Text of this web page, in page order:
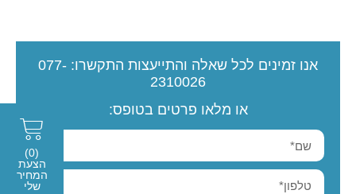
אנו זמינים לכל שאלה והתייעצות התקשרו: 077-
2310026
או מלאו פרטים בטופס:
(0)
הצעת
המחיר
שלי